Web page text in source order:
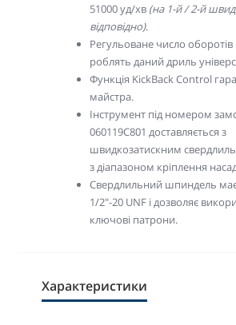
51000 уд/хв (на 1-й / 2-й
відповідно).
Регульоване число оборотів
роблять даний дриль
Функція KickBack Control
майстра.
Інструмент під номером
060119C801 доставляється з
швидкозатискним
з діапазоном кріплення
Свердлильний шпиндель
1/2"-20 UNF і дозволяє
ключові патрони.
Характеристики